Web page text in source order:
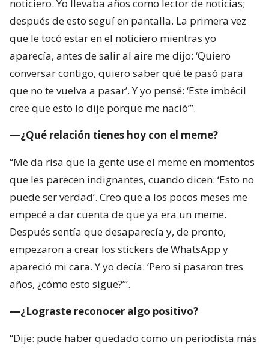
noticiero. Yo llevaba años como lector de noticias;
después de esto seguí en pantalla. La primera vez
que le tocó estar en el noticiero mientras yo
aparecía, antes de salir al aire me dijo: ‘Quiero
conversar contigo, quiero saber qué te pasó para
que no te vuelva a pasar’. Y yo pensé: ‘Este imbécil
cree que esto lo dije porque me nació’”.
—¿Qué relación tienes hoy con el meme?
“Me da risa que la gente use el meme en momentos
que les parecen indignantes, cuando dicen: ‘Esto no
puede ser verdad’. Creo que a los pocos meses me
empecé a dar cuenta de que ya era un meme.
Después sentía que desaparecía y, de pronto,
empezaron a crear los stickers de WhatsApp y
apareció mi cara. Y yo decía: ‘Pero si pasaron tres
años, ¿cómo esto sigue?’”.
—¿Lograste reconocer algo positivo?
“Dije: pude haber quedado como un periodista más